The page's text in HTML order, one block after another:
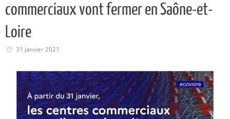
commerciaux vont fermer en Saône-et-
Loire
31 janvier 2021